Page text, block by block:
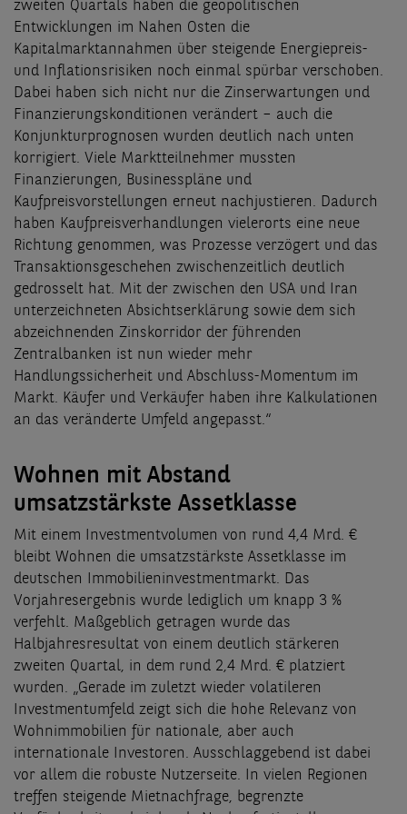
zweiten Quartals haben die geopolitischen
Entwicklungen im Nahen Osten die
Kapitalmarktannahmen über steigende Energiepreis-
und Inflationsrisiken noch einmal spürbar verschoben.
Dabei haben sich nicht nur die Zinserwartungen und
Finanzierungskonditionen verändert – auch die
Konjunkturprognosen wurden deutlich nach unten
korrigiert. Viele Marktteilnehmer mussten
Finanzierungen, Businesspläne und
Kaufpreisvorstellungen erneut nachjustieren. Dadurch
haben Kaufpreisverhandlungen vielerorts eine neue
Richtung genommen, was Prozesse verzögert und das
Transaktionsgeschehen zwischenzeitlich deutlich
gedrosselt hat. Mit der zwischen den USA und Iran
unterzeichneten Absichtserklärung sowie dem sich
abzeichnenden Zinskorridor der führenden
Zentralbanken ist nun wieder mehr
Handlungssicherheit und Abschluss-Momentum im
Markt. Käufer und Verkäufer haben ihre Kalkulationen
an das veränderte Umfeld angepasst.“
Wohnen mit Abstand
umsatzstärkste Assetklasse
Mit einem Investmentvolumen von rund 4,4 Mrd. €
bleibt Wohnen die umsatzstärkste Assetklasse im
deutschen Immobilieninvestmentmarkt. Das
Vorjahresergebnis wurde lediglich um knapp 3 %
verfehlt. Maßgeblich getragen wurde das
Halbjahresresultat von einem deutlich stärkeren
zweiten Quartal, in dem rund 2,4 Mrd. € platziert
wurden. „Gerade im zuletzt wieder volatileren
Investmentumfeld zeigt sich die hohe Relevanz von
Wohnimmobilien für nationale, aber auch
internationale Investoren. Ausschlaggebend ist dabei
vor allem die robuste Nutzerseite. In vielen Regionen
treffen steigende Mietnachfrage, begrenzte